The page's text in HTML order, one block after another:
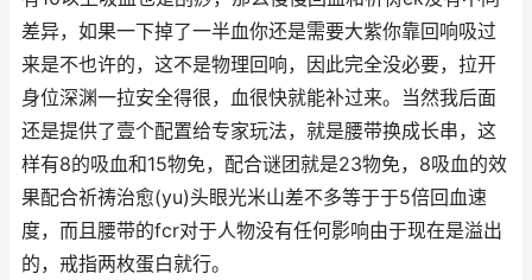
差异，如果一下掉了一半血你还是需要大紫你靠回响吸过
来是不也许的，这不是物理回响，因此完全没必要，拉开
身位深渊一拉安全得很，血很快就能补过来。当然我后面
还是提供了壹个配置给专家玩法，就是腰带换成长串，这
样有8的吸血和15物免，配合谜团就是23物免，8吸血的效
果配合祈祷治愈(yu)头眼光米山差不多等于于5倍回血速
度，而且腰带的fcr对于人物没有任何影响由于现在是溢出
的，戒指两枚蛋白就行。